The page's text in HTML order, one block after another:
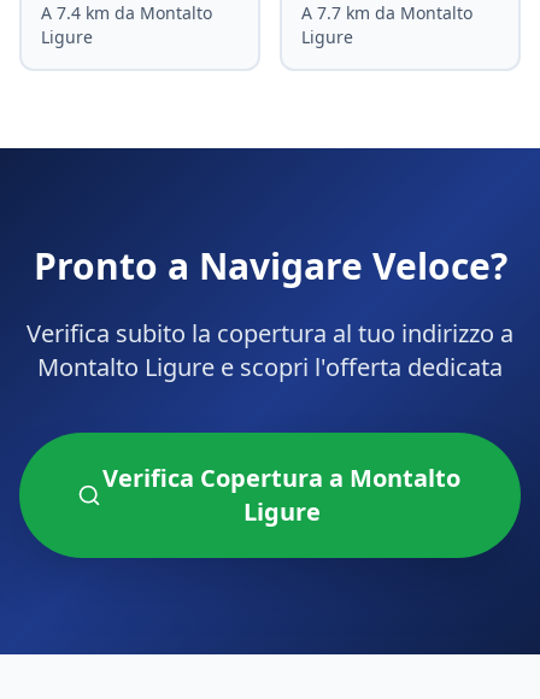
A 7.4 km da Montalto
Ligure
A 7.7 km da Montalto
Ligure
Pronto a Navigare Veloce?
Verifica subito la copertura al tuo indirizzo a
Montalto Ligure e scopri l'offerta dedicata
Verifica Copertura a Montalto
Ligure